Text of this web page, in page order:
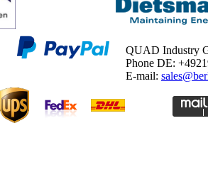
QUAD Industry
Phone DE:
E-mail: